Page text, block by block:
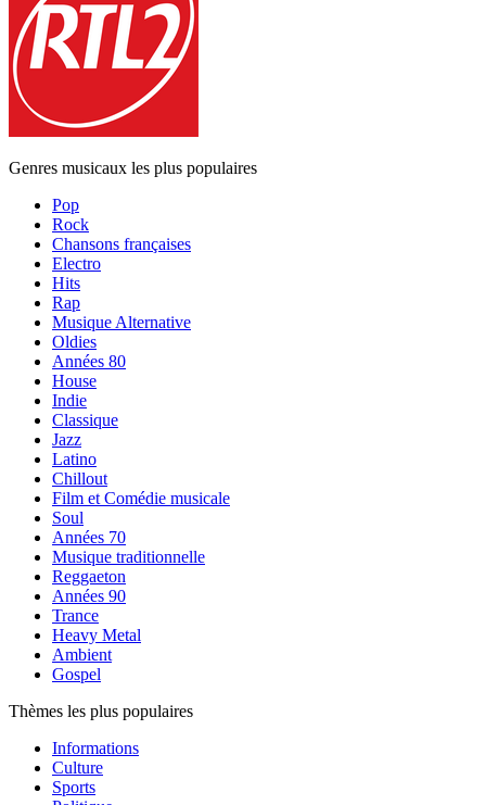
Genres musicaux les plus populaires
Pop
Rock
Chansons françaises
Electro
Hits
Rap
Musique Alternative
Oldies
Années 80
House
Indie
Classique
Jazz
Latino
Chillout
Film et Comédie musicale
Soul
Années 70
Musique traditionnelle
Reggaeton
Années 90
Trance
Heavy Metal
Ambient
Gospel
Thèmes les plus populaires
Informations
Culture
Sports